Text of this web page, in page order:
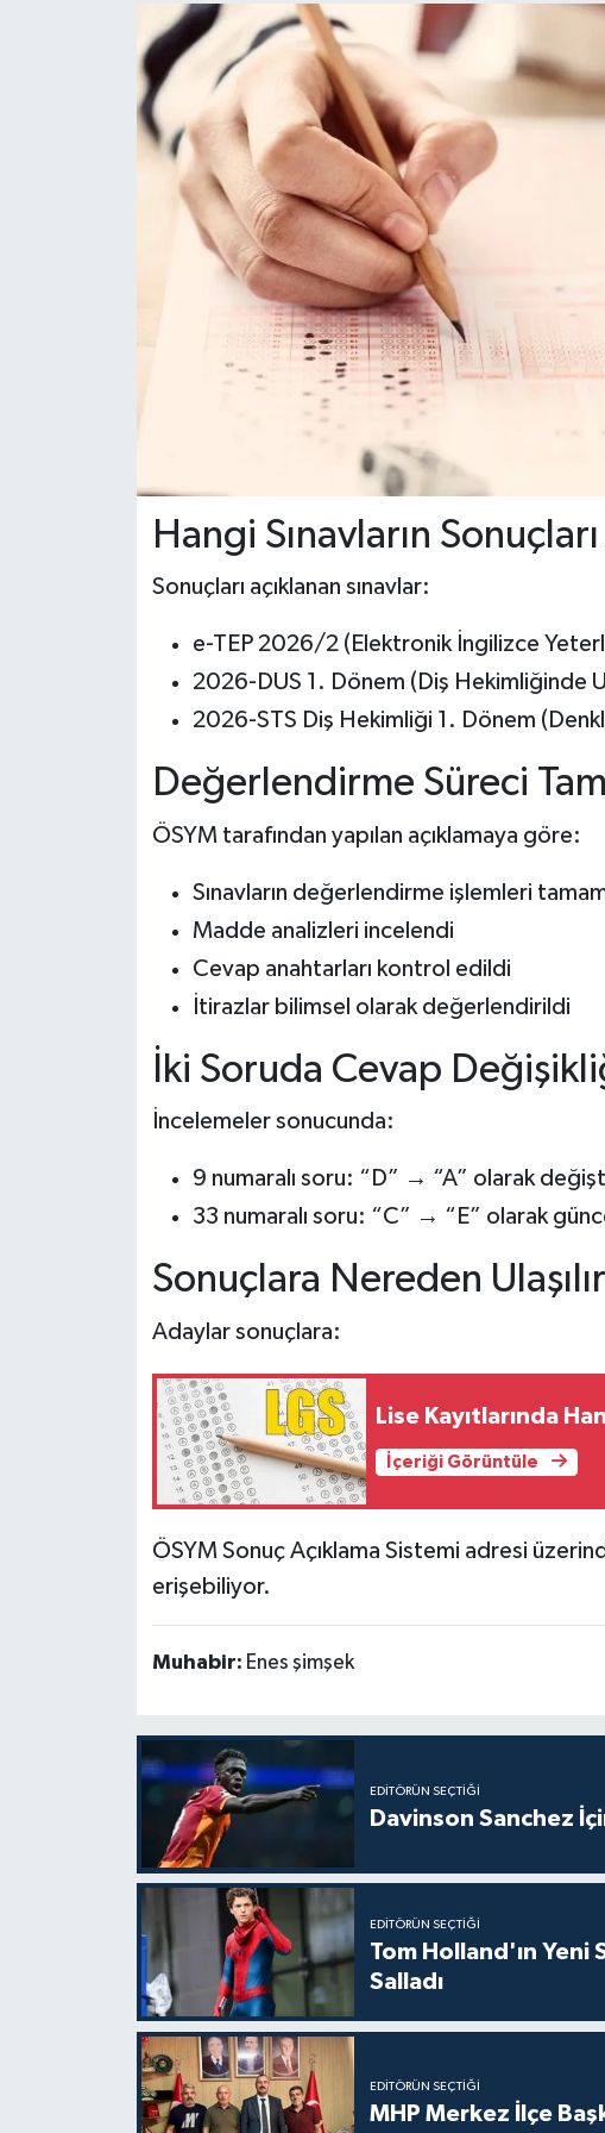
Hangi Sınavların
Sonuçları açıklanan sınavlar:
e-TEP 2026/2 (Elektronik İngilizce
2026-DUS 1. Dönem (Diş Hekimliğinde
2026-STS Diş Hekimliği 1. Dönem
Değerlendirme Süreci
ÖSYM tarafından yapılan açıklamaya göre:
Sınavların değerlendirme işlemleri
Madde analizleri incelendi
Cevap anahtarları kontrol edildi
İtirazlar bilimsel olarak değerlendirildi
İki Soruda Cevap
İncelemeler sonucunda:
9 numaralı soru: “D” → “A” olarak
33 numaralı soru: “C” → “E” olarak
Sonuçlara Nereden
Adaylar sonuçlara:
Lise Kayıtlarında
İçeriği Görüntüle
ÖSYM Sonuç Açıklama Sistemi adresi
erişebiliyor.
Muhabir: Enes şimşek
EDITÖRÜN SEÇTIĞI
Davinson Sanchez
EDITÖRÜN SEÇTIĞI
Tom Holland'ın Yeni
Salladı
EDITÖRÜN SEÇTIĞI
MHP Merkez İlçe